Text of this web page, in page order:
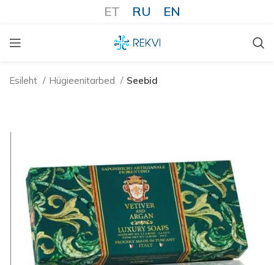
ET RU EN
Esileht Hügieenitarbed Seebid